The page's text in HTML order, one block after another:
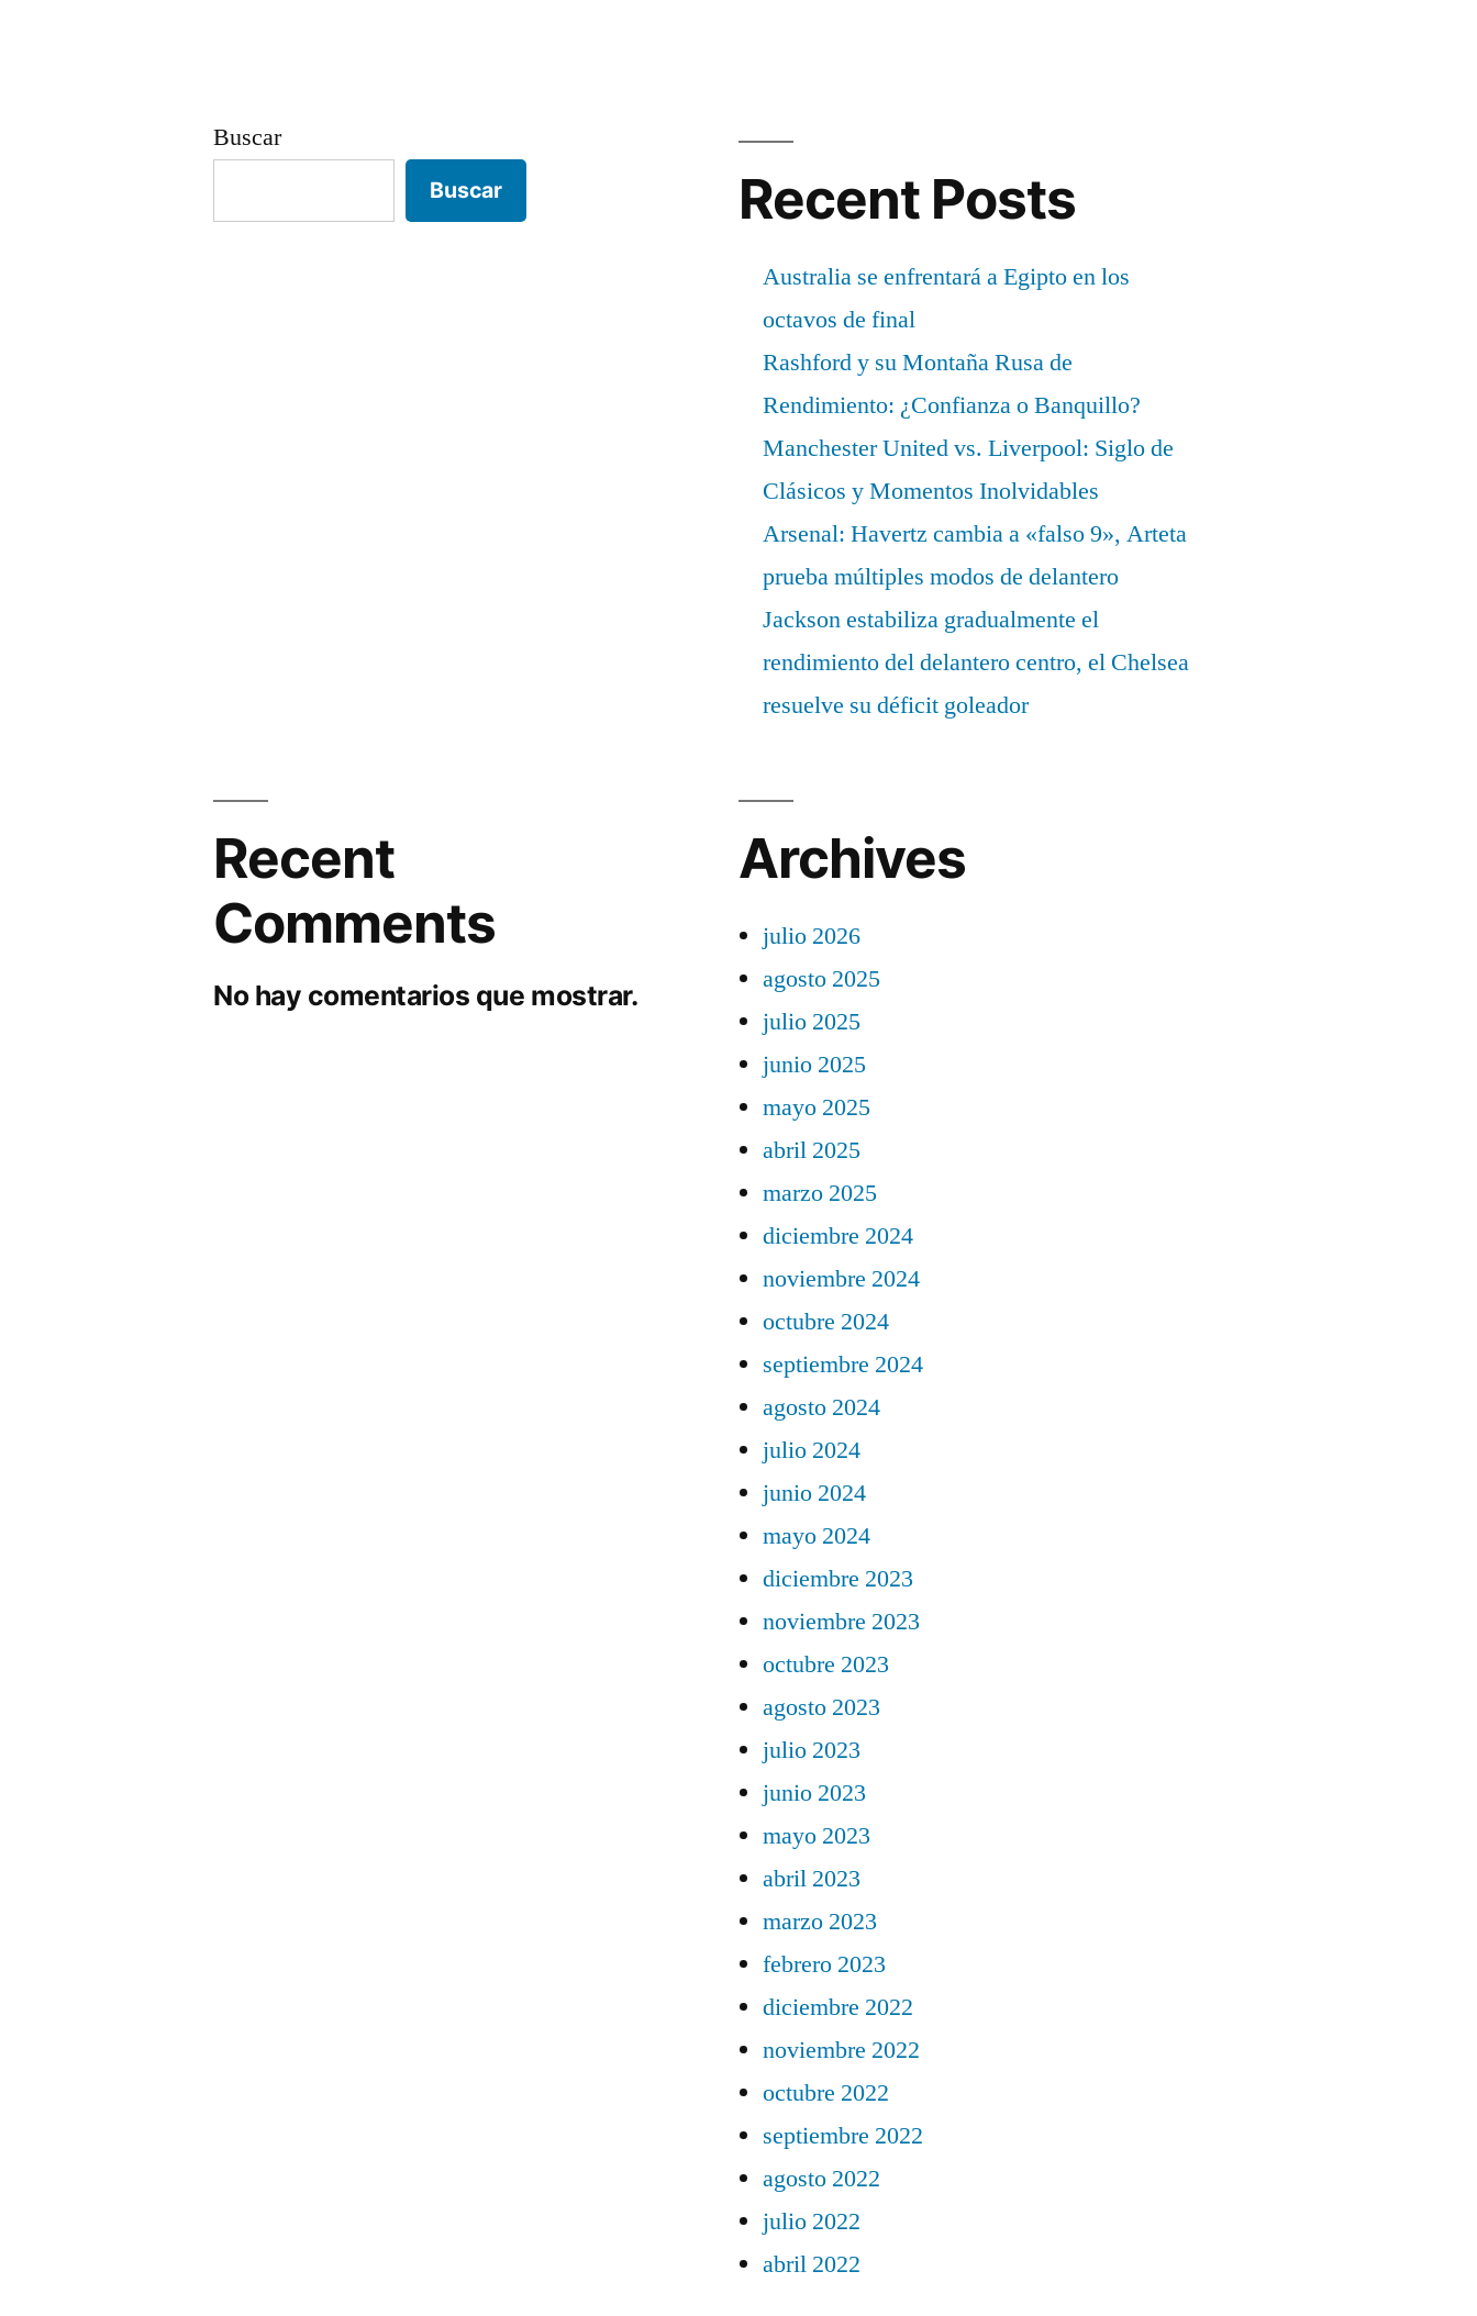
Buscar
Buscar Recent Posts
Australia se enfrentará a Egipto en los
octavos de final
Rashford y su Montaña Rusa de
Rendimiento: ¿Confianza o Banquillo?
Manchester United vs. Liverpool: Siglo de
Clásicos y Momentos Inolvidables
Arsenal: Havertz cambia a «falso 9», Arteta
prueba múltiples modos de delantero
Jackson estabiliza gradualmente el
rendimiento del delantero centro, el Chelsea
resuelve su déficit goleador
Recent
Comments
No hay comentarios que mostrar.
Archives
julio 2026
agosto 2025
julio 2025
junio 2025
mayo 2025
abril 2025
marzo 2025
diciembre 2024
noviembre 2024
octubre 2024
septiembre 2024
agosto 2024
julio 2024
junio 2024
mayo 2024
diciembre 2023
noviembre 2023
octubre 2023
agosto 2023
julio 2023
junio 2023
mayo 2023
abril 2023
marzo 2023
febrero 2023
diciembre 2022
noviembre 2022
octubre 2022
septiembre 2022
agosto 2022
julio 2022
abril 2022